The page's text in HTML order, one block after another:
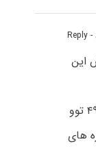
- Reply
این
الان خواستم بگم من با رتبه ۴۴ و ۴۹ توو
های